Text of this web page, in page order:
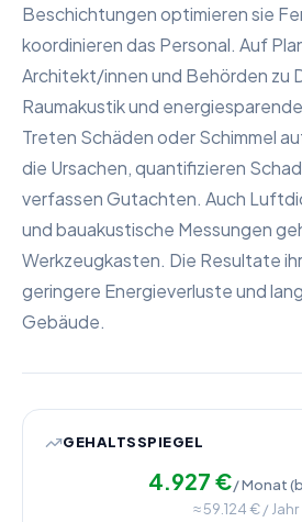
Beschichtungen optimieren sie
koordinieren das Personal. Auf
Architekt/innen und Behörden zu
Raumakustik und
Treten Schäden oder Schimmel
die Ursachen, quantifizieren
verfassen Gutachten. Auch
und bauakustische Messungen
Werkzeugkasten. Die Resultate
geringere Energieverluste und
Gebäude.
GEHALTSSPIEGEL
4.927 €/ Monat
≈59.124€ / Jahr